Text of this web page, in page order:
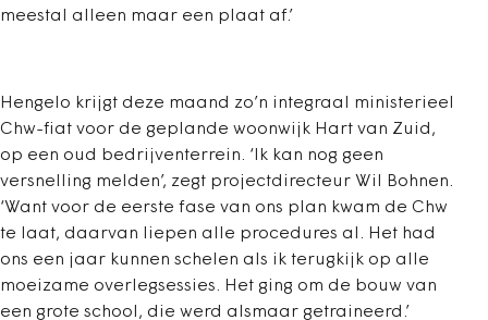
meestal alleen maar een plaat af.’
Hengelo krijgt deze maand zo’n integraal ministerieel
Chw-fiat voor de geplande woonwijk Hart van Zuid,
op een oud bedrijventerrein. ‘Ik kan nog geen
versnelling melden’, zegt projectdirecteur Wil Bohnen.
‘Want voor de eerste fase van ons plan kwam de Chw
te laat, daarvan liepen alle procedures al. Het had
ons een jaar kunnen schelen als ik terugkijk op alle
moeizame overlegsessies. Het ging om de bouw van
een grote school, die werd alsmaar getraineerd.’